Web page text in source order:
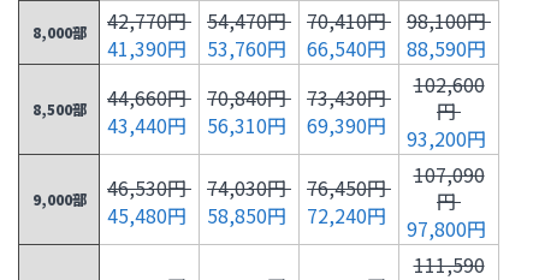
8,000部
42,770円
41,390円
54,470円
53,760円
70,410円
66,540円
98,100円
88,590円
8,500部
44,660円
43,440円
70,840円
56,310円
73,430円
69,390円
102,600
円
93,200円
9,000部
46,530円
45,480円
74,030円
58,850円
76,450円
72,240円
107,090
円
97,800円
111,590